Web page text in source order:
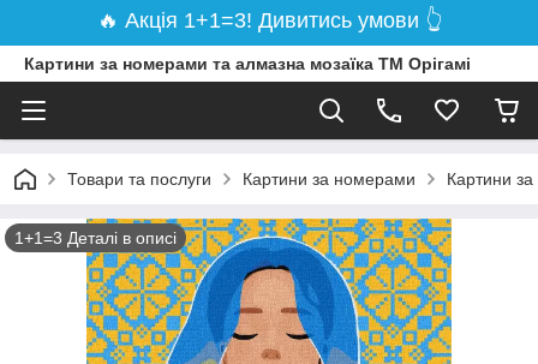
🔥 Акція 1+1=3! Дивитись умови 👆
Картини за номерами та алмазна мозаїка ТМ Орігамі
Товари та послуги Картини за номерами Картини
1+1=3 Деталі в описі